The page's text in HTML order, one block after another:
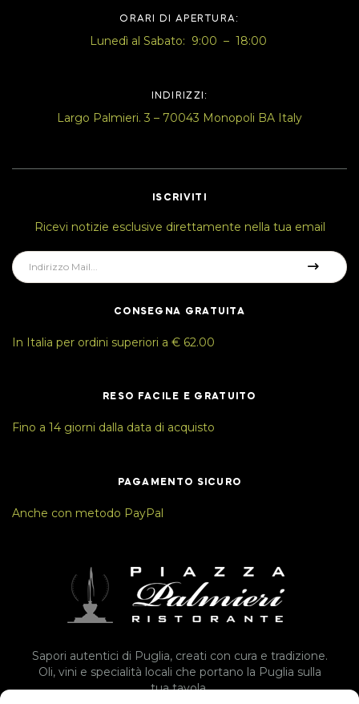
ORARI DI APERTURA:
Lunedì al Sabato: 9:00 – 18:00
INDIRIZZI:
Largo Palmieri. 3 – 70043 Monopoli BA Italy
ISCRIVITI
Ricevi notizie esclusive direttamente nella tua email
CONSEGNA GRATUITA
In Italia per ordini superiori a € 62.00
RESO FACILE E GRATUITO
Fino a 14 giorni dalla data di acquisto
PAGAMENTO SICURO
Anche con metodo PayPal
Sapori autentici di Puglia, creati con cura e tradizione.
Oli, vini e specialità locali che portano la Puglia sulla
tua tavola.